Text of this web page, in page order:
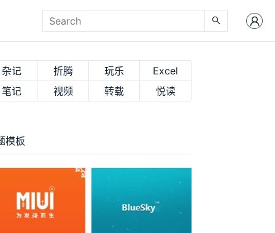
杂记 折腾 玩乐
Excel
笔记
视频 转载 悦读
模板